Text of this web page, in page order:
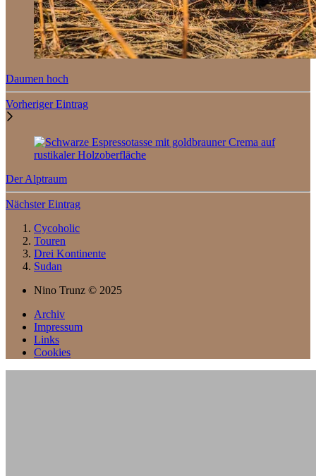
Daumen hoch
Vorheriger Eintrag
Der Alptraum
Nächster Eintrag
Cycoholic
Touren
Drei Kontinente
Sudan
Nino Trunz © 2025
Archiv
Impressum
Links
Cookies